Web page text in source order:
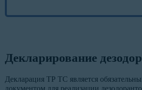
Декларирование
Декларация ТР ТС является
документом для реализации